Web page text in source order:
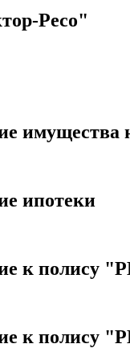
Ресо"
имущества
ипотеки
к полису
к полису